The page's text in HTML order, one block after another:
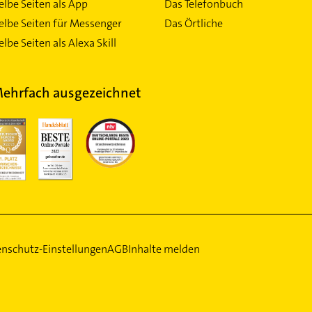
Seiten als App
Seiten für Messenger
Seiten als Alexa Skill
Das Telefonbuch
Das Örtliche
ausgezeichnet
EinstellungenAGBInhalte melden